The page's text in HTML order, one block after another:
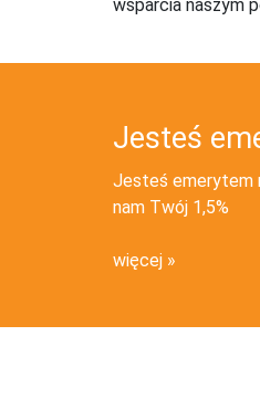
wsparcia naszym
Jesteś
Jesteś emerytem
nam Twój 1,5%
więcej